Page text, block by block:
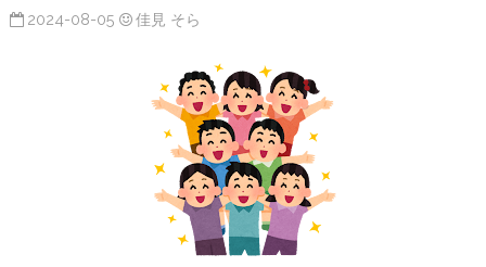
2024-08-05 佳見 そら